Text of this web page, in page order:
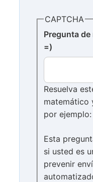
CAPTCHA
Pregunta de
=)
Resuelva
matemático
por
Esta
si usted es
prevenir